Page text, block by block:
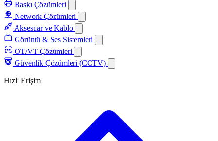
Baskı Çözümleri
Network Çözümleri
Aksesuar ve Kablo
Görüntü & Ses Sistemleri
OT/VT Çözümleri
Güvenlik Çözümleri (CCTV)
Hızlı Erişim